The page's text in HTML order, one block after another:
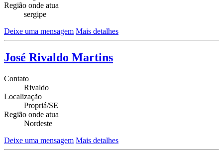
Região onde atua
sergipe
Deixe uma mensagem Mais detalhes
José Rivaldo Martins
Contato
Rivaldo
Localização
Propriá/SE
Região onde atua
Nordeste
Deixe uma mensagem Mais detalhes